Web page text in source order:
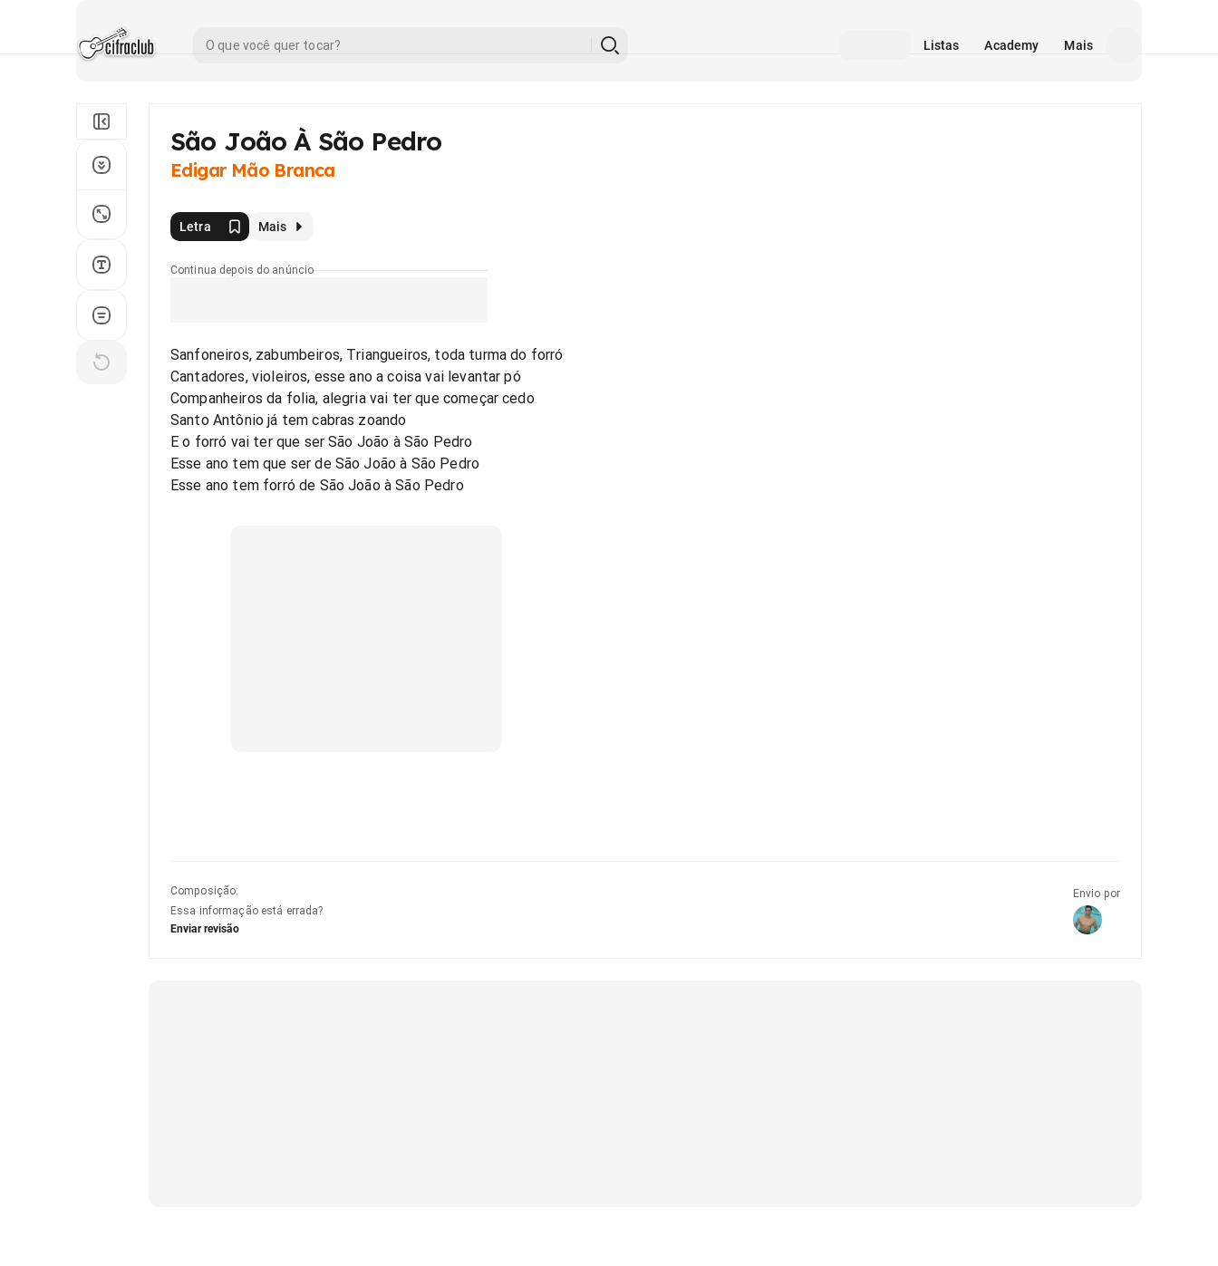
Listas Academy Mais
São João À São Pedro
Edigar Mão Branca
Letra Mais
Continua depois do anúncio
Sanfoneiros, zabumbeiros, Triangueiros, toda turma do forró
Cantadores, violeiros, esse ano a coisa vai levantar pó
Companheiros da folia, alegria vai ter que começar cedo
Santo Antônio já tem cabras zoando
E o forró vai ter que ser São João à São Pedro
Esse ano tem que ser de São João à São Pedro
Esse ano tem forró de São João à São Pedro
Composição:
Essa informação está errada?
Enviar revisão
Envio por